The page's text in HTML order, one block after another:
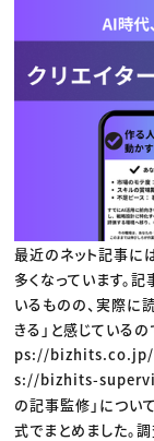
C＆R Magazine
映像
広告
出版
CREATIVE
プ
最近のネット記事に
多くなっています。
いるものの、実際に
きる」と感じている
ps://bizhits.co.jp/ )
s://bizhits-
の記事監修」につい
式でまとめました。